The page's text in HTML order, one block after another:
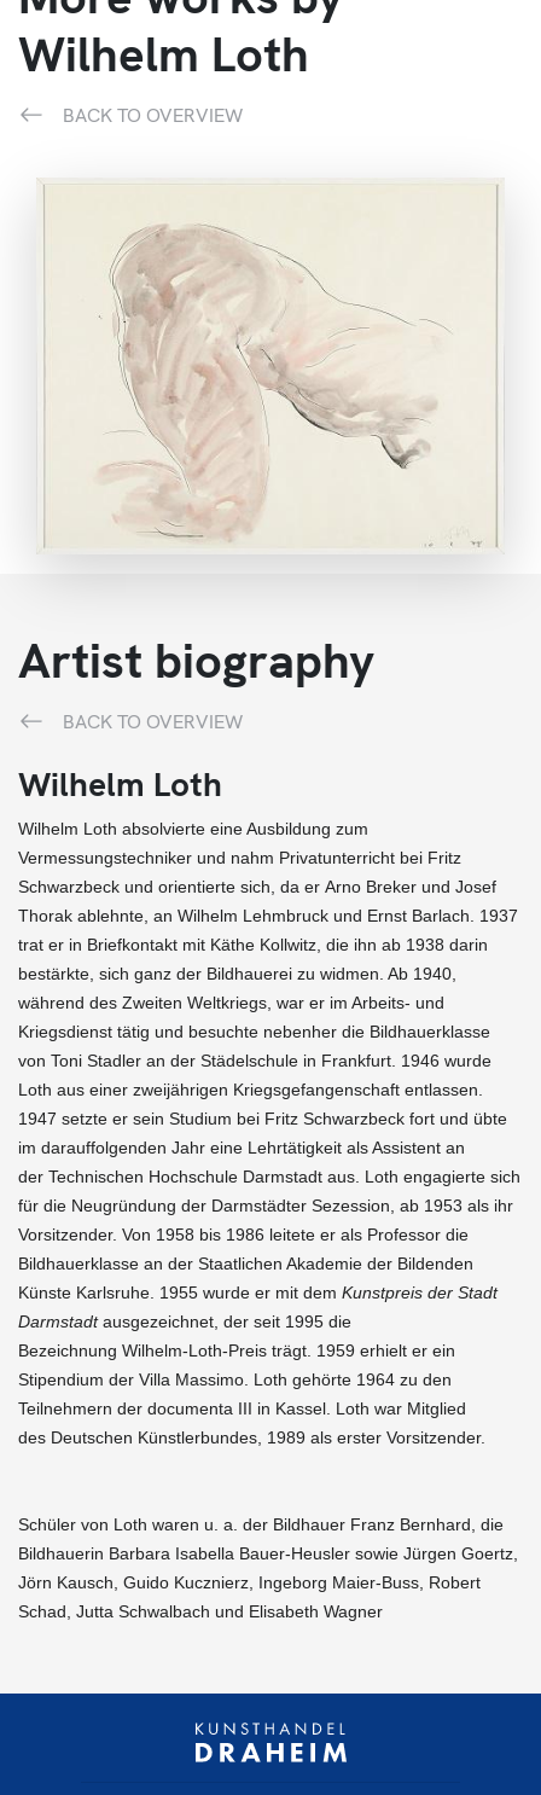
Wilhelm Loth
BACK TO OVERVIEW
ANSEHEN
Artist biography
BACK TO OVERVIEW
Wilhelm Loth
Wilhelm Loth absolvierte eine Ausbildung zum
Vermessungstechniker und nahm Privatunterricht bei Fritz
Schwarzbeck und orientierte sich, da er Arno Breker und Josef
Thorak ablehnte, an Wilhelm Lehmbruck und Ernst Barlach. 1937
trat er in Briefkontakt mit Käthe Kollwitz, die ihn ab 1938 darin
bestärkte, sich ganz der Bildhauerei zu widmen. Ab 1940,
während des Zweiten Weltkriegs, war er im Arbeits- und
Kriegsdienst tätig und besuchte nebenher die Bildhauerklasse
von Toni Stadler an der Städelschule in Frankfurt. 1946 wurde
Loth aus einer zweijährigen Kriegsgefangenschaft entlassen.
1947 setzte er sein Studium bei Fritz Schwarzbeck fort und übte
im darauffolgenden Jahr eine Lehrtätigkeit als Assistent an
der Technischen Hochschule Darmstadt aus. Loth engagierte sich
für die Neugründung der Darmstädter Sezession, ab 1953 als ihr
Vorsitzender. Von 1958 bis 1986 leitete er als Professor die
Bildhauerklasse an der Staatlichen Akademie der Bildenden
Künste Karlsruhe. 1955 wurde er mit dem Kunstpreis der Stadt
Darmstadtausgezeichnet, der seit 1995 die
Bezeichnung Wilhelm-Loth-Preis trägt. 1959 erhielt er ein
Stipendium der Villa Massimo. Loth gehörte 1964 zu den
Teilnehmern der documenta III in Kassel. Loth war Mitglied
des Deutschen Künstlerbundes, 1989 als erster Vorsitzender.
Schüler von Loth waren u. a. der Bildhauer Franz Bernhard, die
Bildhauerin Barbara Isabella Bauer-Heusler sowie Jürgen Goertz,
Jörn Kausch, Guido Kucznierz, Ingeborg Maier-Buss, Robert
Schad, Jutta Schwalbach und Elisabeth Wagner